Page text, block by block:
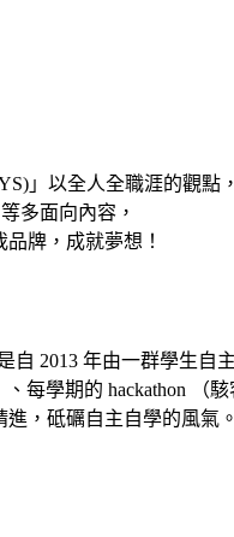
」以全人全職涯的觀點，
多面向內容，
牌，成就夢想！
是自 2013 年由一群學
每學期的 hackathon
，砥礪自主自學的風氣。